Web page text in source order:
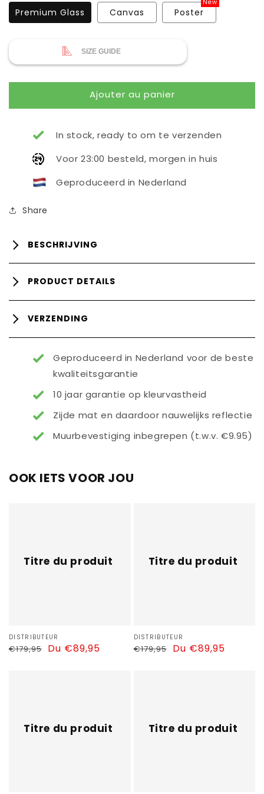
Premium Glass Canvas
New
Poster
SIZE GUIDE
Ajouter au panier
In stock, ready to om te verzenden
Voor 23:00 besteld, morgen in huis
Geproduceerd in Nederland
Share
BESCHRIJVING
PRODUCT DETAILS
VERZENDING
Geproduceerd in Nederland voor de beste
kwaliteitsgarantie
10 jaar garantie op kleurvastheid
Zijde mat en daardoor nauwelijks reflectie
Muurbevestiging inbegrepen (t.w.v. €9.95)
OOK IETS VOOR JOU
Titre du produit
Distributeur :
DISTRIBUTEUR
Prix
€179,95 Prix
Du €89,95
Titre du produit
Distributeur :
DISTRIBUTEUR
Prix
€179,95
Prix
Du €89,95
Titre du produit Titre du produit